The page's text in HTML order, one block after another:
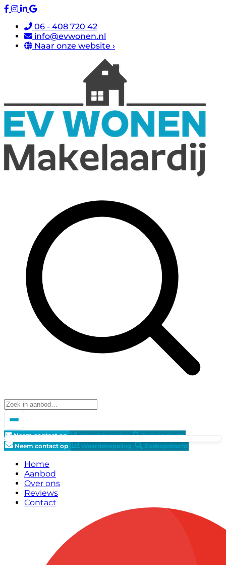
06 - 408 720 42
info@evwonen.nl
Naar onze website ›
Neem contact op Waardebepaling
Zoekopdracht
Neem contact op
Waardebepaling Zoekopdracht
Home
Aanbod
Over ons
Reviews
Contact